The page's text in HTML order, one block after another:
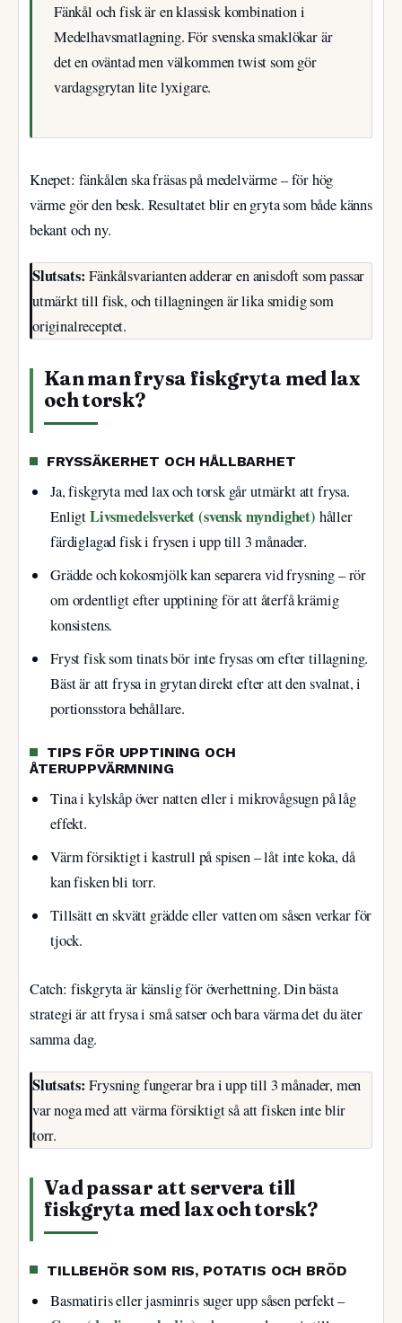
Fänkål och fisk är en klassisk kombination i
Medelhavsmatlagning. För svenska smaklökar är
det en oväntad men välkommen twist som gör
vardagsgrytan lite lyxigare.
Knepet: fänkålen ska fräsas på medelvärme – för hög
värme gör den besk. Resultatet blir en gryta som både känns
bekant och ny.
Slutsats: Fänkålsvarianten adderar en anisdoft som passar
utmärkt till fisk, och tillagningen är lika smidig som
originalreceptet.
Kan man frysa fiskgryta med lax
och torsk?
FRYSSÄKERHET OCH HÅLLBARHET
Ja, fiskgryta med lax och torsk går utmärkt att frysa.
EnligtLivsmedelsverket (svensk myndighet) håller
färdiglagad fisk i frysen i upp till 3 månader.
Grädde och kokosmjölk kan separera vid frysning – rör
om ordentligt efter upptining för att återfå krämig
konsistens.
Fryst fisk som tinats bör inte frysas om efter tillagning.
Bäst är att frysa in grytan direkt efter att den svalnat, i
portionsstora behållare.
TIPS FÖR UPPTINING OCH
ÅTERUPPVÄRMNING
Tina i kylskåp över natten eller i mikrovågsugn på låg
effekt.
Värm försiktigt i kastrull på spisen – låt inte koka, då
kan fisken bli torr.
Tillsätt en skvätt grädde eller vatten om såsen verkar för
tjock.
Catch: fiskgryta är känslig för överhettning. Din bästa
strategi är att frysa i små satser och bara värma det du äter
samma dag.
Slutsats: Frysning fungerar bra i upp till 3 månader, men
var noga med att värma försiktigt så att fisken inte blir
torr.
Vad passar att servera till
fiskgryta med lax och torsk?
TILLBEHÖR SOM RIS, POTATIS OCH BRÖD
Basmatiris eller jasminris suger upp såsen perfekt –